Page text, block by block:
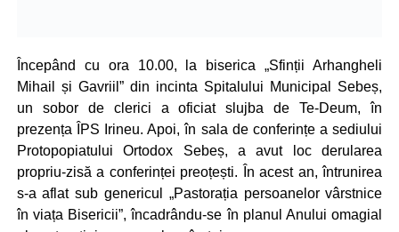
Începând cu ora 10.00, la biserica „Sfinții Arhangheli
Mihail și Gavriil” din incinta Spitalului Municipal Sebeș,
un sobor de clerici a oficiat slujba de Te-Deum, în
prezența ÎPS Irineu. Apoi, în sala de conferințe a sediului
Protopopiatului Ortodox Sebeș, a avut loc derularea
propriu-zisă a conferinței preoțești. În acest an, întrunirea
s-a aflat sub genericul „Pastorația persoanelor vârstnice
în viața Bisericii”, încadrându-se în planul Anului omagial